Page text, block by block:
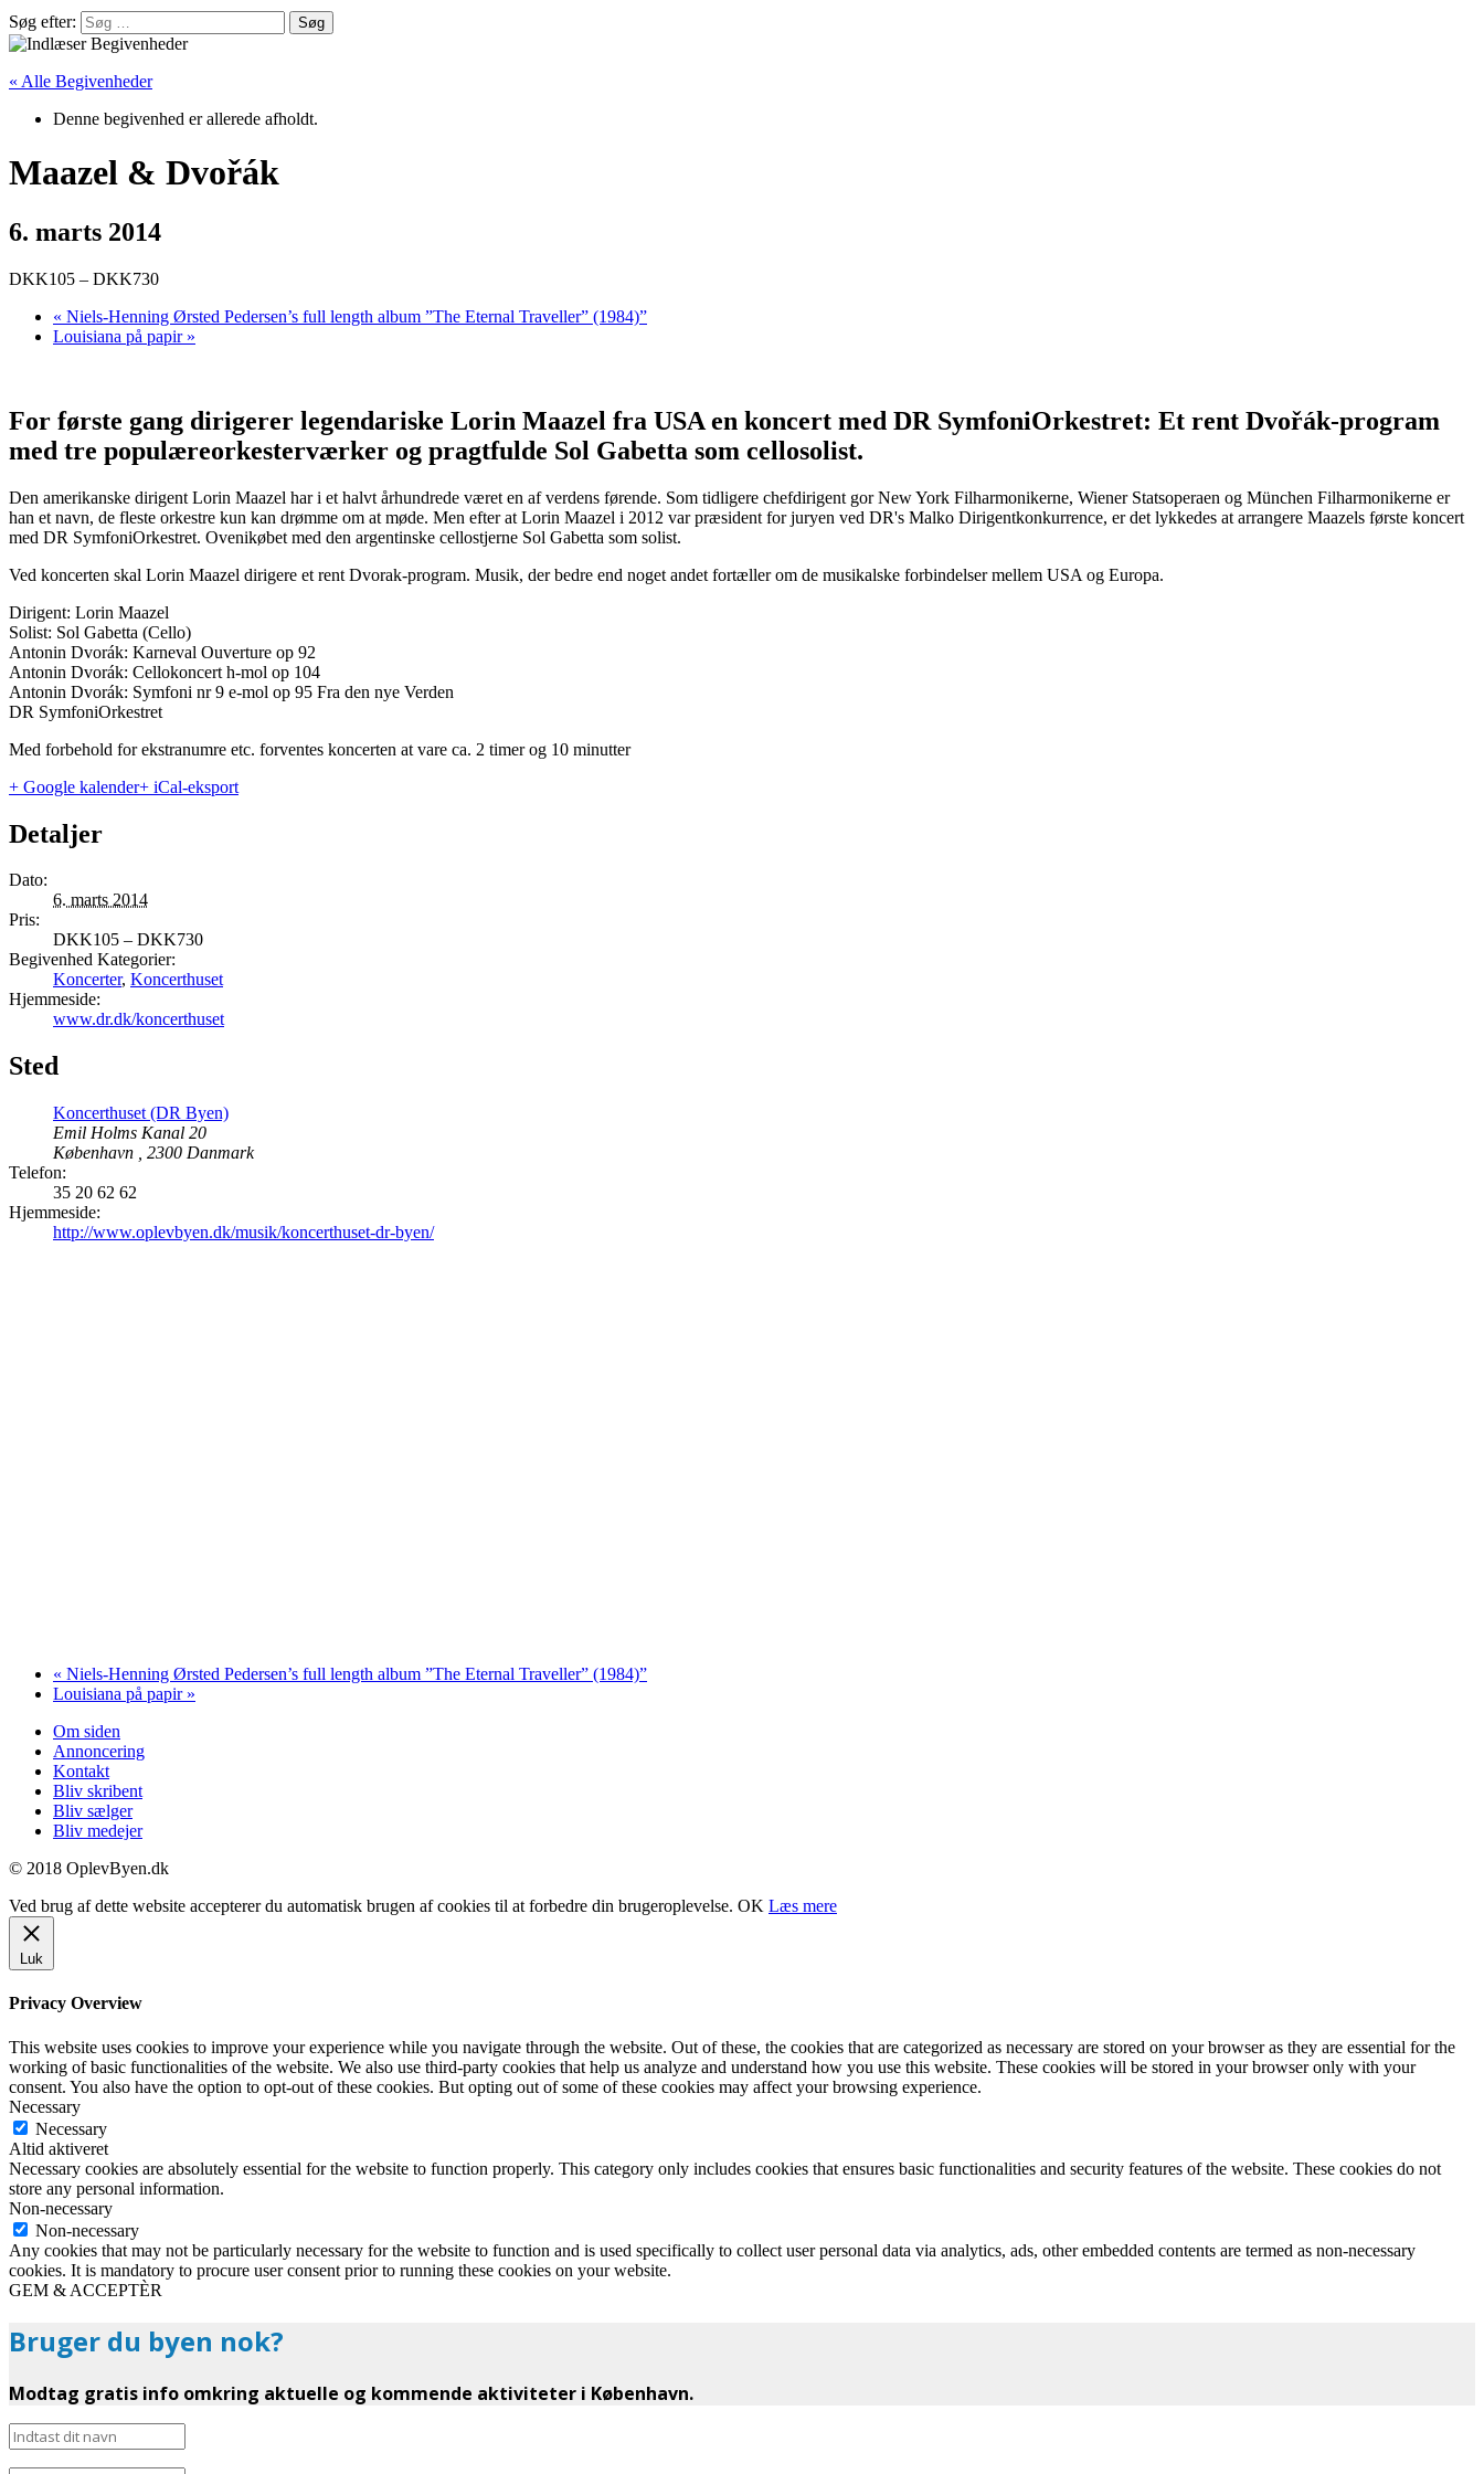
Søg efter:
« Alle Begivenheder
Denne begivenhed er allerede afholdt.
Maazel & Dvořák
6. marts 2014
DKK105 – DKK730
« Niels-Henning Ørsted Pedersen’s full length album ”The Eternal Traveller” (1984)”
Louisiana på papir »
For første gang dirigerer legendariske Lorin Maazel fra USA en koncert med DR SymfoniOrkestret: Et rent Dvořák-program
med tre populæreorkesterværker og pragtfulde Sol Gabetta som cellosolist.
Den amerikanske dirigent Lorin Maazel har i et halvt århundrede været en af verdens førende. Som tidligere chefdirigent gor New York Filharmonikerne, Wiener Statsoperaen og München Filharmonikerne er
han et navn, de fleste orkestre kun kan drømme om at møde. Men efter at Lorin Maazel i 2012 var præsident for juryen ved DR's Malko Dirigentkonkurrence, er det lykkedes at arrangere Maazels første koncert
med DR SymfoniOrkestret. Ovenikøbet med den argentinske cellostjerne Sol Gabetta som solist.
Ved koncerten skal Lorin Maazel dirigere et rent Dvorak-program. Musik, der bedre end noget andet fortæller om de musikalske forbindelser mellem USA og Europa.
Dirigent: Lorin Maazel
Solist: Sol Gabetta (Cello)
Antonin Dvorák: Karneval Ouverture op 92
Antonin Dvorák: Cellokoncert h-mol op 104
Antonin Dvorák: Symfoni nr 9 e-mol op 95 Fra den nye Verden
DR SymfoniOrkestret
Med forbehold for ekstranumre etc. forventes koncerten at vare ca. 2 timer og 10 minutter
+ Google kalender+ iCal-eksport
Detaljer
Dato:
6. marts 2014
Pris:
DKK105 – DKK730
Begivenhed Kategorier:
Koncerter, Koncerthuset
Hjemmeside:
www.dr.dk/koncerthuset
Sted
Koncerthuset (DR Byen)
Emil Holms Kanal 20
København
2300 Danmark
Telefon:
35 20 62 62
Hjemmeside:
http://www.oplevbyen.dk/musik/koncerthuset-dr-byen/
« Niels-Henning Ørsted Pedersen’s full length album ”The Eternal Traveller” (1984)”
Louisiana på papir »
Om siden
Annoncering
Kontakt
Bliv skribent
Bliv sælger
Bliv medejer
© 2018 OplevByen.dk
Ved brug af dette website accepterer du automatisk brugen af cookies til at forbedre din brugeroplevelse. OK Læs mere
Luk
Privacy Overview
This website uses cookies to improve your experience while you navigate through the website. Out of these, the cookies that are categorized as necessary are stored on your browser as they are essential for the
working of basic functionalities of the website. We also use third-party cookies that help us analyze and understand how you use this website. These cookies will be stored in your browser only with your
consent. You also have the option to opt-out of these cookies. But opting out of some of these cookies may affect your browsing experience.
Necessary
Necessary
Altid aktiveret
Necessary cookies are absolutely essential for the website to function properly. This category only includes cookies that ensures basic functionalities and security features of the website. These cookies do not
store any personal information.
Non-necessary
Non-necessary
Any cookies that may not be particularly necessary for the website to function and is used specifically to collect user personal data via analytics, ads, other embedded contents are termed as non-necessary
cookies. It is mandatory to procure user consent prior to running these cookies on your website.
GEM & ACCEPTÈR
Bruger du byen nok?
Modtag gratis info omkring aktuelle og kommende aktiviteter i København.